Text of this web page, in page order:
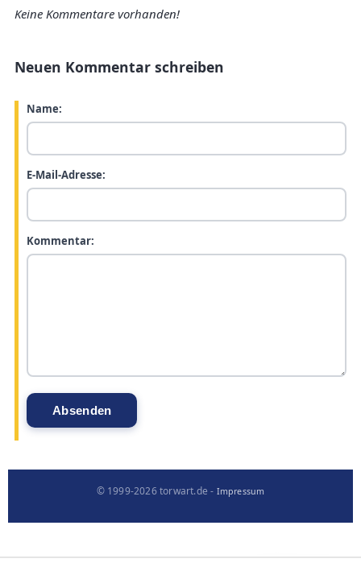
Keine Kommentare vorhanden!
Neuen Kommentar schreiben
Name:
E-Mail-Adresse:
Kommentar:
© 1999-2026 torwart.de - Impressum